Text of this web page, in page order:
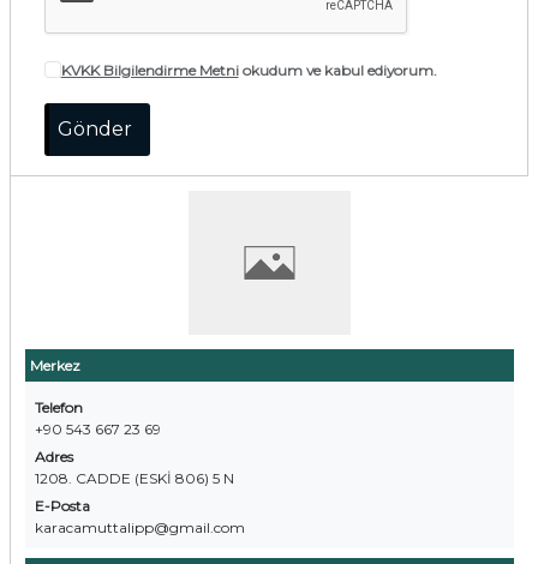
Merkez
Telefon
+90 543 667 23 69
Adres
1208. CADDE (ESKİ 806) 5 N
E-Posta
karacamuttalipp@gmail.com
KVKK Bilgilendirme Metniokudum ve kabul ediyorum.